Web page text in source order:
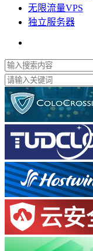
无限流量VPS
独立服务器